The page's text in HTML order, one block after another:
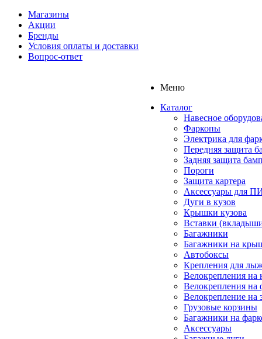
Магазины
Акции
Бренды
Условия оплаты и доставки
Вопрос-ответ
Меню
Каталог
Навесное
Фаркопы
Электрика для
Передняя защита
Задняя защита
Пороги
Защита картера
Аксессуары для
Дуги в кузов
Крышки кузова
Вставки
Багажники
Багажники на
Автобоксы
Крепления для
Велокрепления
Велокрепления на
Велокрепление на
Грузовые корзины
Багажники на
Аксессуары